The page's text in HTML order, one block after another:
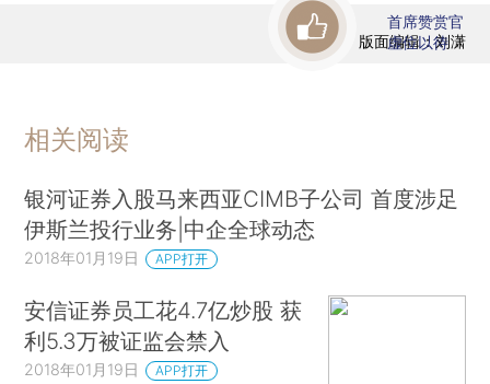
版面编辑：刘潇
首席赞赏官
虚位以待
相关阅读
银河证券入股马来西亚CIMB子公司 首度涉足
伊斯兰投行业务|中企全球动态
2018年01月19日 APP打开
安信证券员工花4.7亿炒股 获
利5.3万被证监会禁入
2018年01月19日 APP打开